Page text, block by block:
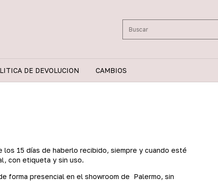
DE DEVOLUCION CAMBIOS
15 días de haberlo recibido, siempre y cuando esté
con etiqueta y sin uso.
forma presencial en el showroom de Palermo, sin